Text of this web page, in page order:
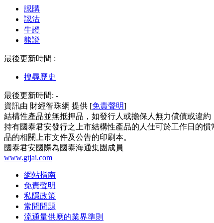
認購
認沽
牛證
熊證
最後更新時間 :
搜尋歷史
最後更新時間: -
資訊由 財經智珠網 提供 [免責聲明]
結構性產品並無抵押品，如發行人或擔保人無力償債或違
持有國泰君安發行之上市結構性產品的人仕可於工作日的
品的相關上市文件及公告的印刷本。
國泰君安國際為國泰海通集團成員
www.gtjai.com
網站指南
免責聲明
私隱政策
常問問題
流通量供應的業界準則